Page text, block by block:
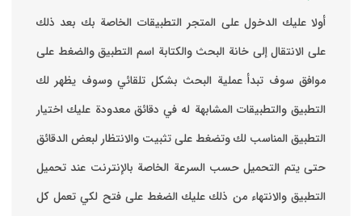
‏أولا عليك الدخول على المتجر التطبيقات الخاصة بك ‏بعد ذلك
على الانتقال إلى خانة البحث والكتابة اسم التطبيق والضغط على
موافق ‏سوف تبدأ عملية البحث بشكل تلقائي وسوف يظهر لك
التطبيق والتطبيقات المشابهة له في دقائق معدودة ‏عليك اختيار
التطبيق المناسب لك وتضغط على تثبيت والانتظار لبعض الدقائق
حتى يتم التحميل حسب السرعة الخاصة بالإنترنت ‏عند تحميل
التطبيق والانتهاء من ذلك عليك الضغط على فتح لكي تعمل كل